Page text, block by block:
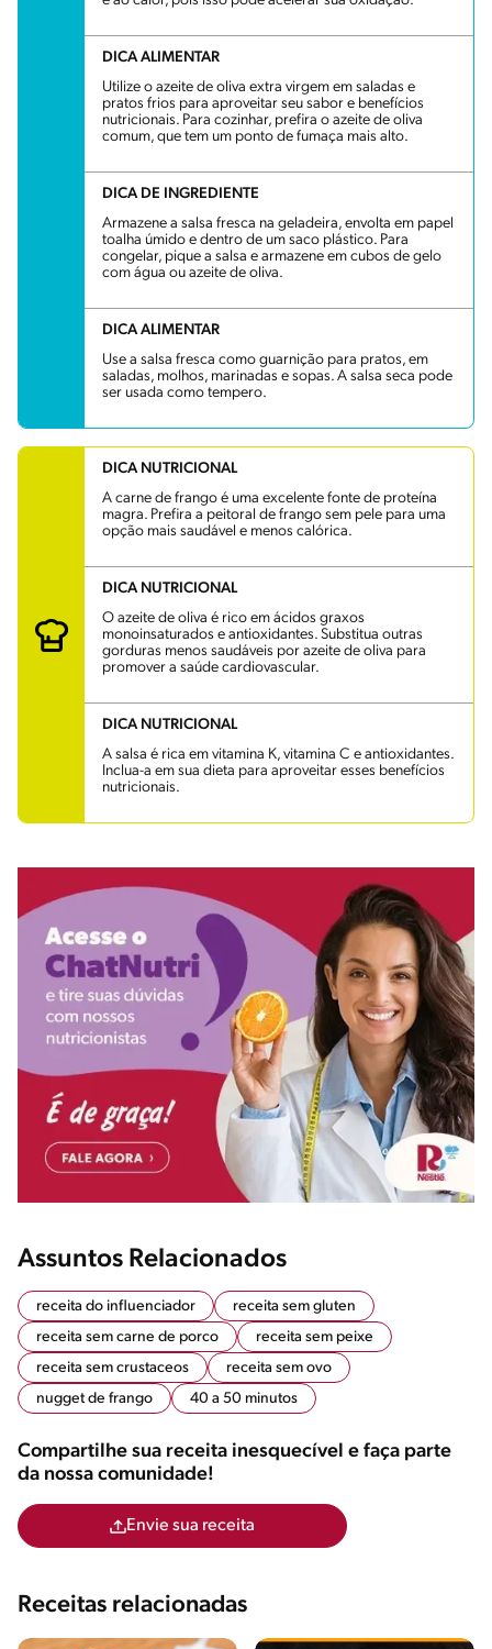
DICA ALIMENTAR
Utilize o azeite de oliva extra virgem em saladas e
pratos frios para aproveitar seu sabor e benefícios
nutricionais. Para cozinhar, prefira o azeite de oliva
comum, que tem um ponto de fumaça mais alto.
DICA DE INGREDIENTE
Armazene a salsa fresca na geladeira, envolta em papel
toalha úmido e dentro de um saco plástico. Para
congelar, pique a salsa e armazene em cubos de gelo
com água ou azeite de oliva.
DICA ALIMENTAR
Use a salsa fresca como guarnição para pratos, em
saladas, molhos, marinadas e sopas. A salsa seca pode
ser usada como tempero.
DICA NUTRICIONAL
A carne de frango é uma excelente fonte de proteína
magra. Prefira a peitoral de frango sem pele para uma
opção mais saudável e menos calórica.
DICA NUTRICIONAL
O azeite de oliva é rico em ácidos graxos
monoinsaturados e antioxidantes. Substitua outras
gorduras menos saudáveis por azeite de oliva para
promover a saúde cardiovascular.
DICA NUTRICIONAL
A salsa é rica em vitamina K, vitamina C e antioxidantes.
Inclua-a em sua dieta para aproveitar esses benefícios
nutricionais.
Assuntos Relacionados
receita do influenciador
receita sem gluten
receita sem carne de porco
receita sem peixe
receita sem crustaceos
receita sem ovo
nugget de frango
40 a 50 minutos
Compartilhe sua receita inesquecível e faça parte
da nossa comunidade!
Envie sua receita
Receitas relacionadas